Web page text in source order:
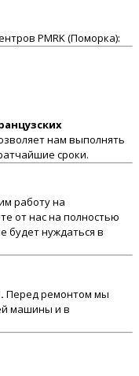
PMRK (Поморка):
нам выполнять
сроки.
работу на
от нас на полностью
будет нуждаться в
Перед ремонтом мы
машины и в